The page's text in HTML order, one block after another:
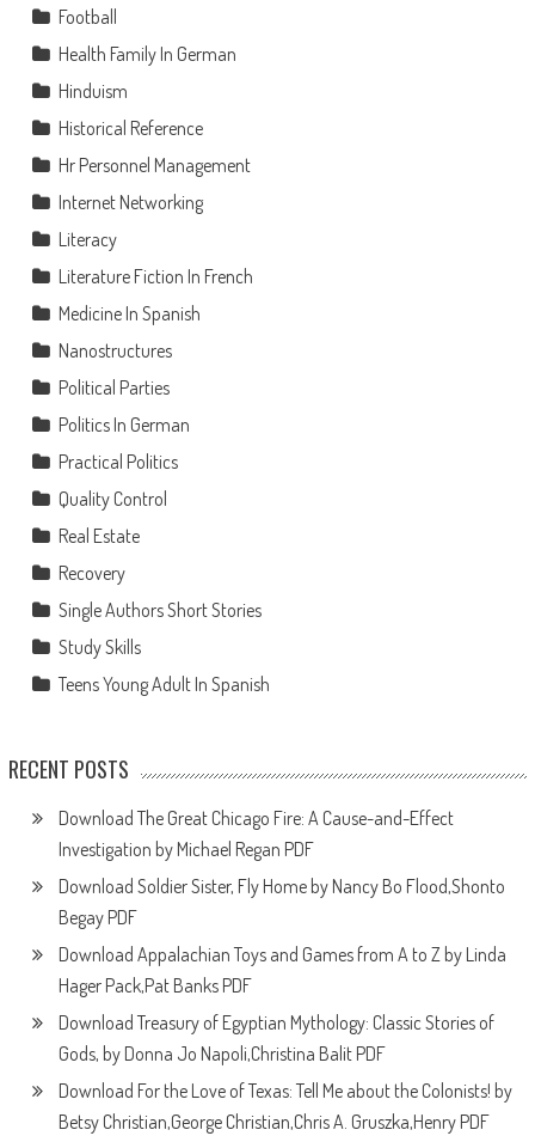
Football
Health Family In German
Hinduism
Historical Reference
Hr Personnel Management
Internet Networking
Literacy
Literature Fiction In French
Medicine In Spanish
Nanostructures
Political Parties
Politics In German
Practical Politics
Quality Control
Real Estate
Recovery
Single Authors Short Stories
Study Skills
Teens Young Adult In Spanish
RECENT POSTS
Download The Great Chicago Fire: A Cause-and-Effect
Investigation by Michael Regan PDF
Download Soldier Sister, Fly Home by Nancy Bo Flood,Shonto
Begay PDF
Download Appalachian Toys and Games from A to Z by Linda
Hager Pack,Pat Banks PDF
Download Treasury of Egyptian Mythology: Classic Stories of
Gods, by Donna Jo Napoli,Christina Balit PDF
Download For the Love of Texas: Tell Me about the Colonists! by
Betsy Christian,George Christian,Chris A. Gruszka,Henry PDF